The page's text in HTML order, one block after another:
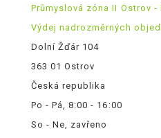
Průmyslová zóna II Ostrov
Výdej nadrozměrných
Dolní Žďár 104
363 01 Ostrov
Česká republika
Po - Pá, 8:00 - 16:00
So - Ne, zavřeno